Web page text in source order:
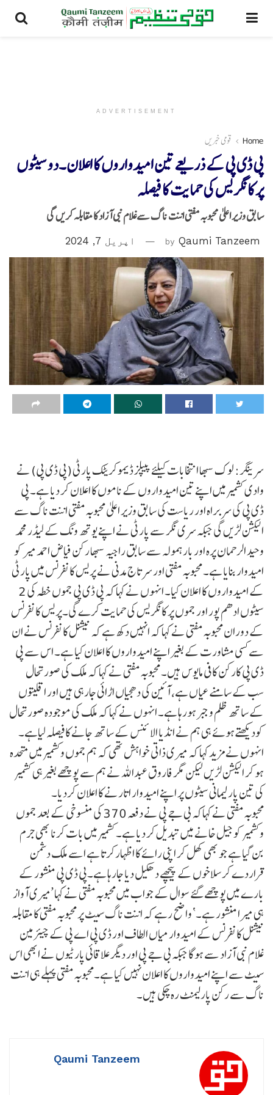
ADVERTISEMENT
Home قومی خبریں
پی ڈی پی کے ذریعے تین امیدواروں کا اعلان۔دو سیٹوں
پر کانگریس کی حمایت کا فیصلہ
سابق وزیر اعلیٰ محبوبہ مفتی اننت ناگ سےغلام نبی آزاد کا مقابلہ کریں گی
by Qaumi Tanzeem اپریل 7, 2024
سرینگر: لوک سبھا انتخابات کیلئے پیپلز ڈیموکریٹک پارٹی (پی ڈی پی) نے
وادی کشمیر میں اپنے تین امیدواروں کے ناموں کا اعلان کر دیا ہے۔ پی
ڈی پی کی سربراہ اور ریاست کی سابق وزیر اعلیٰ محبوبہ مفتی اننت ناگ سے
الیکشن لڑیں گی جبکہ سری نگر سے پارٹی نے اپنے یوتھ ونگ کے لیڈر محمد
وحید الرحمان پرہ اور بارہمولہ سے سابق راجیہ سبھا رکن فیاض احمد میر کو
امیدوار بنایا ہے۔ محبوبہ مفتی اور سرتاج مدنی نے پریس کانفرنس میں پارٹی
کے امیدواروں کا اعلان کیا۔ انہوں نے کہا کہ پی ڈی پی جموں خطہ کی 2
سیٹوں ادھم پور اور جموں پر کانگریس کی حمایت کرے گی۔پریس کانفرنس
کے دوران محبوبہ مفتی نے کہا کہ انہیں دکھ ہے کہ نیشنل کانفرنس نے ان
سے کسی مشاورت کے بغیر اپنے امیدواروں کا اعلان کیا ہے۔ اس سے پی
ڈی پی کارکن کافی مایوس ہیں۔ محبوبہ مفتی نے کہا کہ ملک کی صورتحال
سب کے سامنے عیاں ہے، آئین کی دھجیاں اڑائی جارہی ہیں اور اقلیتوں
کے ساتھ ظلم و جبر ہورہا ہے۔ انہوں نے کہا کہ ملک کی موجودہ صورتحال
کودیکھتے ہوئے ہی ہم نے انڈیا الائنس کے ساتھ جانے کافیصلہ لیاہے۔
انہوں نے مزید کہا کہ میری ذاتی خواہش تھی کہ ہم جموں وکشمیر میں متحدہ
ہو کر الیکشن لڑیں لیکن مگر فاروق عبداللہ نے ہم سے پوچھے بغیر ہی کشمیر
کی تین پارلیمانی سیٹوں پر اپنے امیدوار اتارنے کا اعلان کردیا۔
محبوبہ مفتی نے کہاکہ بی جے پی نے دفعہ 370 کی منسوخی کے بعد جموں
وکشمیر کو جیل خانے میں تبدیل کر دیا ہے۔ کشمیر میں بات کرنا بھی جرم
بن گیا ہے جو بھی کھل کر اپنی رائے کا اظہارکرتا ہے اسے ملک دشمن
قراردے کر سلاخوں کے پیچھے دھکیل دیا جارہا ہے۔پی ڈی پی منشور کے
بارے میں پوچھے گئے سوال کے جواب میں محبوبہ مفتی نے کہا ’میری آواز
ہی میرا منشور ہے۔‘ واضح رہے کہ اننت ناگ سیٹ پر محبوبہ مفتی کا مقابلہ
نیشنل کانفرنس کے امیدوار میاں الطاف اور ڈی پی اے پی کے چیئرمین
غلام نبی آزاد سے ہوگا جبکہ بی جے پی اور دیگر علاقائی پارٹیوں نے ابھی اس
سیٹ سے اپنے امیدواروں کا اعلان نہیں کیا ہے۔محبوبہ مفتی پہلے ہی اننت
ناگ سے رکن پارلیمنٹ رہ چکی ہیں۔
Qaumi Tanzeem